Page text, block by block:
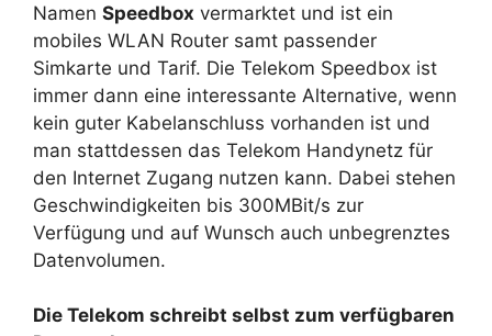
Namen Speedbox vermarktet und ist ein
mobiles WLAN Router samt passender
Simkarte und Tarif. Die Telekom Speedbox ist
immer dann eine interessante Alternative, wenn
kein guter Kabelanschluss vorhanden ist und
man stattdessen das Telekom Handynetz für
den Internet Zugang nutzen kann. Dabei stehen
Geschwindigkeiten bis 300MBit/s zur
Verfügung und auf Wunsch auch unbegrenztes
Datenvolumen.
Die Telekom schreibt selbst zum verfügbaren